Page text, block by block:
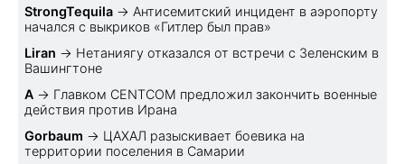
StrongTequila → Антисемитский инцидент в аэропорту
начался с выкриков «Гитлер был прав»
Liran → Нетаниягу отказался от встречи с Зеленским в
Вашингтоне
A → Главком CENTCOM предложил закончить военные
действия против Ирана
Gorbaum → ЦАХАЛ разыскивает боевика на
территории поселения в Самарии